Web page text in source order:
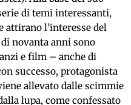
di temi interessanti,
attirano l’interesse del
novanta anni sono
e film – anche di
successo, protagonista
allevato dalle scimmie
lupa, come confessato